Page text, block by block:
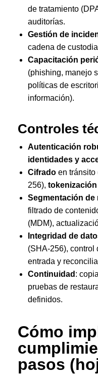
de tratamiento
auditorías.
Gestión de
cadena de
Capacitación
(phishing, manejo
políticas de
información).
Controles
Autenticación
identidades y
Cifrado en tránsito
256), tokenización
Segmentación de
filtrado de
(MDM),
Integridad de
(SHA-256), control
entrada y
Continuidad :
pruebas de
definidos.
Cómo
pasos